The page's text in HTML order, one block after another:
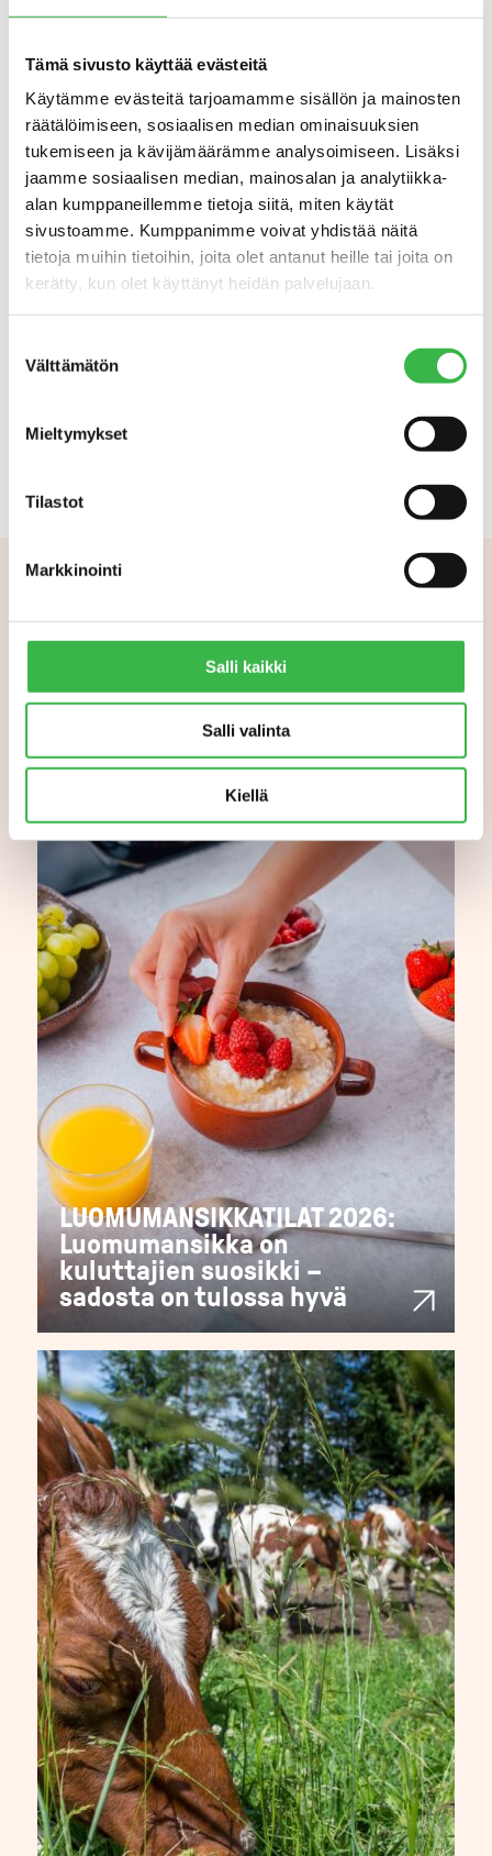
Tämä sivusto käyttää evästeitä
Käytämme evästeitä tarjoamamme sisällön ja mainosten
räätälöimiseen, sosiaalisen median ominaisuuksien
tukemiseen ja kävijämäärämme analysoimiseen. Lisäksi
jaamme sosiaalisen median, mainosalan ja analytiikka-
alan kumppaneillemme tietoja siitä, miten käytät
sivustoamme. Kumppanimme voivat yhdistää näitä
tietoja muihin tietoihin, joita olet antanut heille tai joita on
kerätty, kun olet käyttänyt heidän palvelujaan.
valinta
Välttämätön
Mieltymykset
Tilastot
Markkinointi
Salli kaikki
Salli valinta
Kiellä
jaettavaksi. Päivän päätteeksi huoneen pj.
keskusteluista laaditaan muistiot.
Järjestelyistä vastaavat Ruoka-Suomi -
teemaryhmä, Lähiruoka- ja
luomuohjelmat, Matkailun teemaryhmä,
Maaseutuverkostoyksikkö, Turun
yliopisto ja Pro Luomu ry
Luomu, puh. 0400 317 678
Aiheeseen liittyvää
LUOMUMANSIKKATILAT 2026:
Luomumansikka on
kuluttajien suosikki –
sadosta on tulossa hyvä